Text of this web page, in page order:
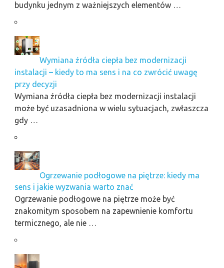
budynku jednym z ważniejszych elementów …
Wymiana źródła ciepła bez modernizacji
instalacji – kiedy to ma sens i na co zwrócić uwagę
przy decyzji
Wymiana źródła ciepła bez modernizacji instalacji
może być uzasadniona w wielu sytuacjach, zwłaszcza
gdy …
Ogrzewanie podłogowe na piętrze: kiedy ma
sens i jakie wyzwania warto znać
Ogrzewanie podłogowe na piętrze może być
znakomitym sposobem na zapewnienie komfortu
termicznego, ale nie …